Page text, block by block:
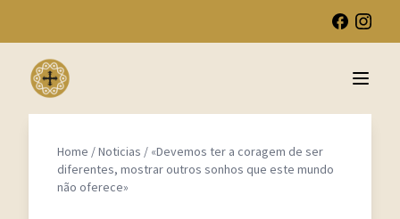
Open
Home /Noticias / «Devemos ter a coragem de ser
diferentes, mostrar outros sonhos que este mundo
não oferece»